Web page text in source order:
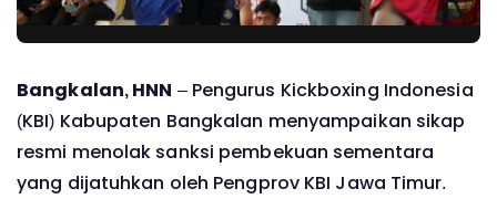
Bangkalan, HNN – Pengurus Kickboxing Indonesia
(KBI) Kabupaten Bangkalan menyampaikan sikap
resmi menolak sanksi pembekuan sementara
yang dijatuhkan oleh Pengprov KBI Jawa Timur.